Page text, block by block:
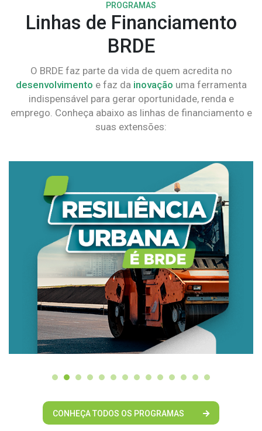
PROGRAMAS
Linhas de Financiamento
BRDE
O BRDE faz parte da vida de quem acredita no
desenvolvimento e faz da inovação uma ferramenta
indispensável para gerar oportunidade, renda e
emprego. Conheça abaixo as linhas de financiamento e
suas extensões:
CONHEÇA TODOS OS PROGRAMAS